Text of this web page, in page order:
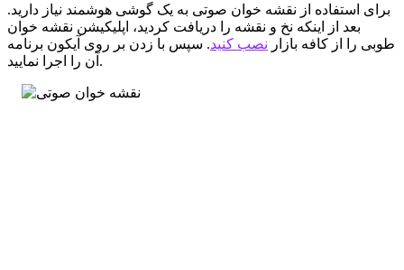
برای استفاده از نقشه خوان صوتی به یک گوشی هوشمند نیاز دارید.
بعد از اینکه نخ و نقشه را دریافت کردید، اپلیکیشن نقشه خوان
طوبی را از کافه بازار نصب کنید. سپس با زدن بر روی آیکون برنامه
آن را اجرا نمایید.